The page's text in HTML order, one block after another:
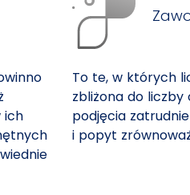
ich
To te, w których
zbliżona do
podjęcia
i popyt